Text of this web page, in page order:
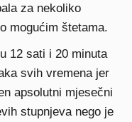
za nekoliko
mogućim štetama.
12 sati i 20 minuta
svih vremena jer
apsolutni mjesečni
stupnjeva nego je